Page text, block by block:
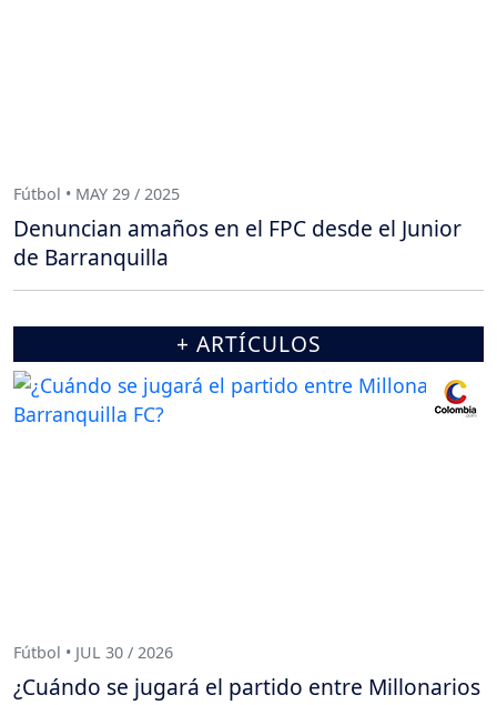
Fútbol • MAY 29 / 2025
Denuncian amaños en el FPC desde el Junior
de Barranquilla
+ ARTÍCULOS
Fútbol • JUL 30 / 2026
¿Cuándo se jugará el partido entre Millonarios